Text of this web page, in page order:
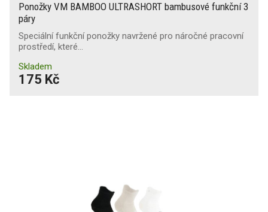
Ponožky VM BAMBOO ULTRASHORT bambusové funkční 3
páry
Speciální funkční ponožky navržené pro náročné pracovní
prostředí, které…
Skladem
175 Kč